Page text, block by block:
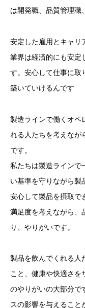
は開発職、品質管理職
安定した雇用とキャリ
業界は経済的にも安定
す。安心して仕事に取
築いていけるんです
製造ラインで働くオペ
れる人たちを考えなが
です。
私たちは製造ラインで
い基準を守りながら製
安心して製品を摂取で
満足度を考えながら、
り、やりがいです。
製品を飲んでくれる人
こと、健康や快適さを
のやりがいの大部分で
スの影響を与えること